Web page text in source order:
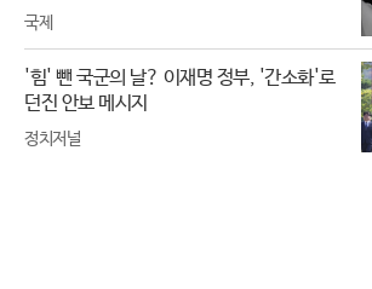
국제
'힘' 뺀 국군의 날? 이재명 정부, '간소화'로
던진 안보 메시지
정치저널